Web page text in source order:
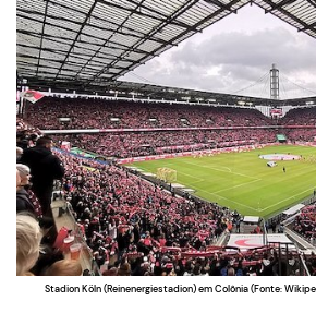
Stadion Köln (Reinenergiestadion) em Colônia (Fonte: